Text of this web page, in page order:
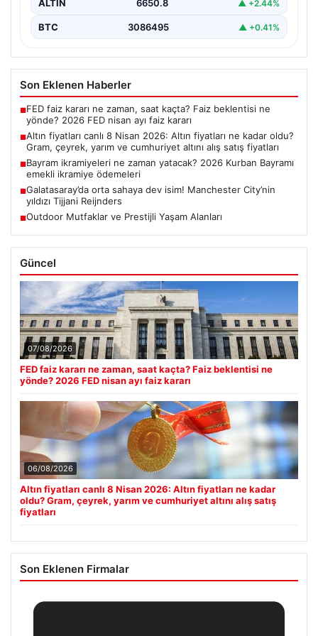
ALTIN 6650.8 ▲ +2.44%
BTC 3086495 ▲ +0.41%
Son Eklenen Haberler
■FED faiz kararı ne zaman, saat kaçta? Faiz beklentisi ne
yönde? 2026 FED nisan ayı faiz kararı
■Altın fiyatları canlı 8 Nisan 2026: Altın fiyatları ne kadar oldu?
Gram, çeyrek, yarım ve cumhuriyet altını alış satış fiyatları
■Bayram ikramiyeleri ne zaman yatacak? 2026 Kurban Bayramı
emekli ikramiye ödemeleri
■Galatasaray’da orta sahaya dev isim! Manchester City’nin
yıldızı Tijjani Reijnders
■Outdoor Mutfaklar ve Prestijli Yaşam Alanları
Güncel
07/08/2026
FED faiz kararı ne zaman, saat kaçta? Faiz beklentisi ne
yönde? 2026 FED nisan ayı faiz kararı
06/08/2026
Altın fiyatları canlı 8 Nisan 2026: Altın fiyatları ne kadar
oldu? Gram, çeyrek, yarım ve cumhuriyet altını alış satış
fiyatları
Son Eklenen Firmalar